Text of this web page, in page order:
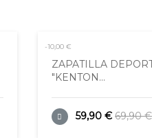
-10,00 €
ZAPATILLA
"KENTON...
59,90 € 69,90 €